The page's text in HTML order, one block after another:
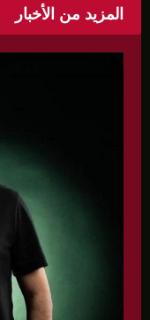
المزيد من الأخبار